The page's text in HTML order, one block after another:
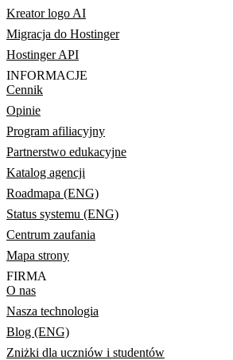
Kreator logo AI
Migracja do Hostinger
Hostinger API
INFORMACJE
Cennik
Opinie
Program afiliacyjny
Partnerstwo edukacyjne
Katalog agencji
Roadmapa (ENG)
Status systemu (ENG)
Centrum zaufania
Mapa strony
FIRMA
O nas
Nasza technologia
Blog (ENG)
Zniżki dla uczniów i studentów